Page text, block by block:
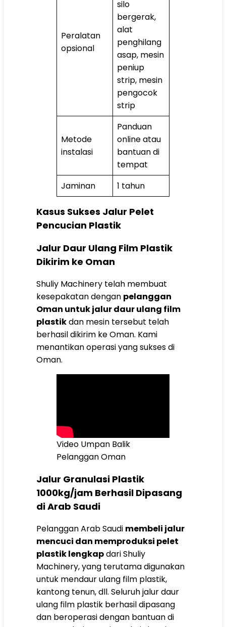
Peralatan
opsional
silo
bergerak,
alat
penghilang
asap, mesin
peniup
strip, mesin
pengocok
strip
Metode
instalasi
Panduan
online atau
bantuan di
tempat
Jaminan
1 tahun
Kasus Sukses Jalur Pelet
Pencucian Plastik
Jalur Daur Ulang Film Plastik
Dikirim ke Oman
Shuliy Machinery telah membuat
kesepakatan dengan pelanggan
Oman untuk jalur daur ulang film
plastikdan mesin tersebut telah
berhasil dikirim ke Oman. Kami
menantikan operasi yang sukses di
Oman.
Video Umpan Balik
Pelanggan Oman
Jalur Granulasi Plastik
1000kg/jam Berhasil Dipasang
di Arab Saudi
Pelanggan Arab Saudi membeli jalur
mencuci dan memproduksi pelet
plastik lengkapdari Shuliy
Machinery, yang terutama digunakan
untuk mendaur ulang film plastik,
kantong tenun, dll. Seluruh jalur daur
ulang film plastik berhasil dipasang
dan beroperasi dengan bantuan di